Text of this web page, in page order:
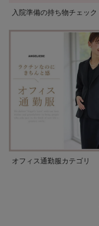
入院準備の持ち物チェック
オフィス通勤服カテゴリ